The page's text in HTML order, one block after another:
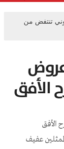
تنتفض من
الأفق
الأفق
عفيف